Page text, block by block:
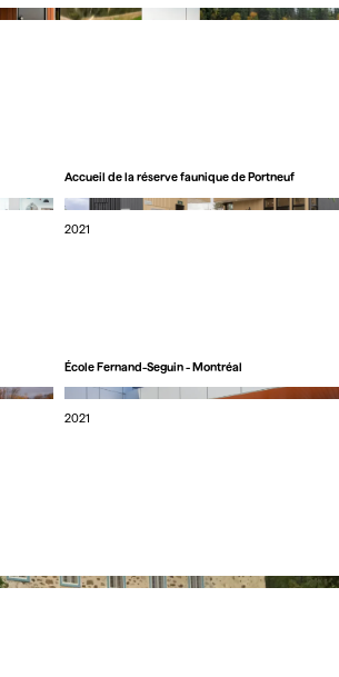
Accueil de la réserve faunique de Portneuf
2021
École Fernand-Seguin - Montréal
2021